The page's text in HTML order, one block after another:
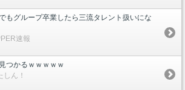
もグループ卒業したら三流タレント扱いにな
速報
つかるｗｗｗｗｗ
ん！